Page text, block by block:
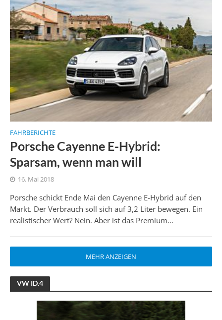
FAHRBERICHTE
Porsche Cayenne E-Hybrid:
Sparsam, wenn man will
16. Mai 2018
Porsche schickt Ende Mai den Cayenne E-Hybrid auf den
Markt. Der Verbrauch soll sich auf 3,2 Liter bewegen. Ein
realistischer Wert? Nein. Aber ist das Premium...
MEHR ANZEIGEN
VW ID.4